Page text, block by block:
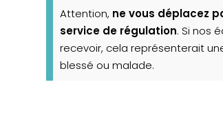
Attention, ne vous déplacez
service de régulation. Si nos
recevoir, cela représenterait
blessé ou malade.